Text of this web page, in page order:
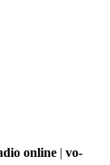
online | vo-